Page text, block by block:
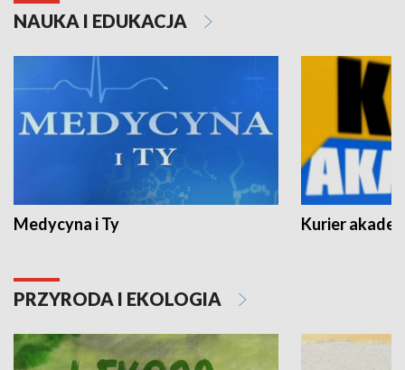
NAUKA I EDUKACJA
Medycyna i Ty Kurier
PRZYRODA I EKOLOGIA